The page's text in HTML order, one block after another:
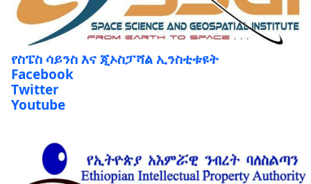
የስፔስ ሳይንስ እና ጂኦስፓሻል ኢንስቲቱዩት
Facebook
Twitter
Youtube